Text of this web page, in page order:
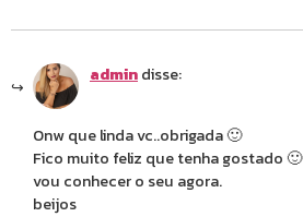
admindisse:
Onw que linda vc..obrigada 🙂
Fico muito feliz que tenha gostado 🙂
vou conhecer o seu agora.
beijos